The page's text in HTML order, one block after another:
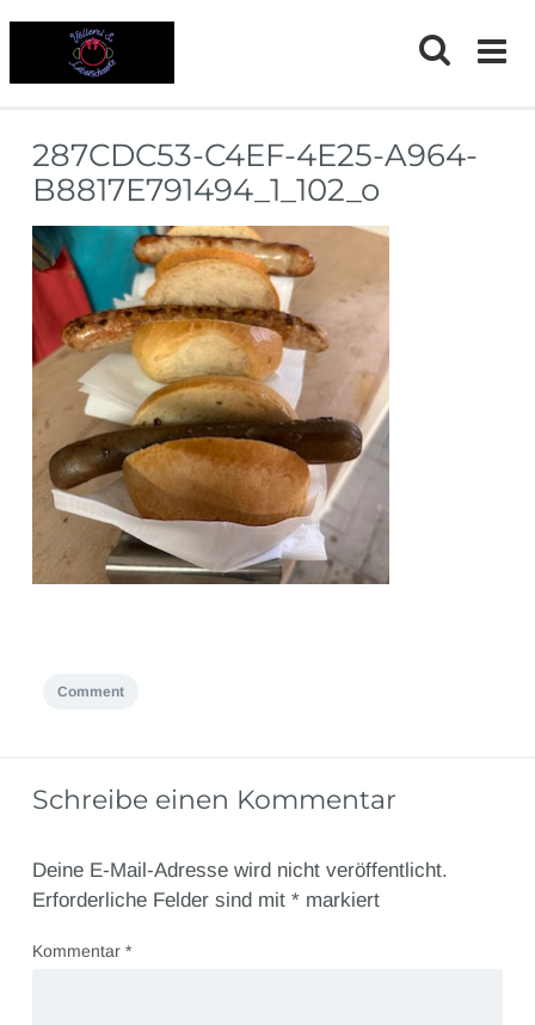
287CDC53-C4EF-4E25-A964-
B8817E791494_1_102_o
Comment
Schreibe einen Kommentar
Deine E-Mail-Adresse wird nicht veröffentlicht.
Erforderliche Felder sind mit *markiert
Kommentar *